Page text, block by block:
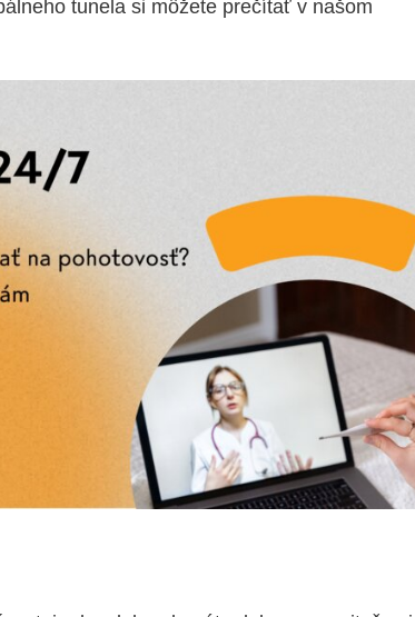
tunela si môžete prečítať v našom